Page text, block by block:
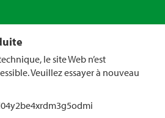
le site Web n’est
Veuillez essayer à nouveau